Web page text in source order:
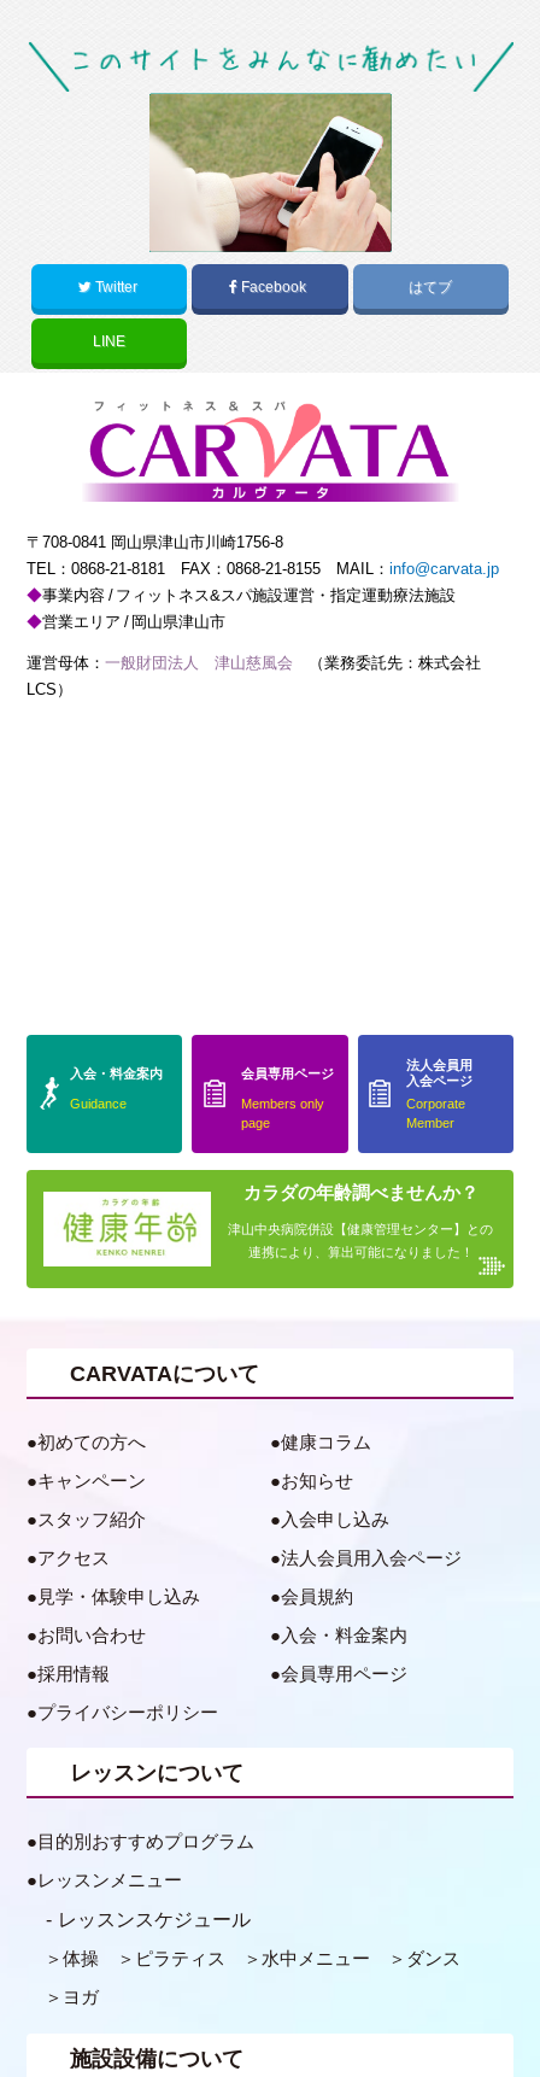
Twitter Facebook はてブ
LINE
〒708-0841 岡山県津山市川崎1756-8
TEL：0868-21-8181 FAX：0868-21-8155 MAIL：info@carvata.jp
事業内容
フィットネス&スパ施設運営・指定運動療法施設
営業エリア
岡山県津山市
運営母体：一般財団法人 津山慈風会
（業務委託先：株式会社
LCS）
入会・料金案内
Guidance
会員専用ページ
Members only
page
法人会員用
入会ページ
Corporate
Member
カラダの年齢調べませんか？
津山中央病院併設【健康管理センター】との
連携により、算出可能になりました！
CARVATAについて
初めての方へ
健康コラム
キャンペーン
お知らせ
スタッフ紹介
入会申し込み
アクセス
法人会員用入会ページ
見学・体験申し込み
会員規約
お問い合わせ
入会・料金案内
採用情報
会員専用ページ
プライバシーポリシー
レッスンについて
目的別おすすめプログラム
レッスンメニュー
レッスンスケジュール
体操 ピラティス 水中メニュー
ダンス
ヨガ
施設設備について